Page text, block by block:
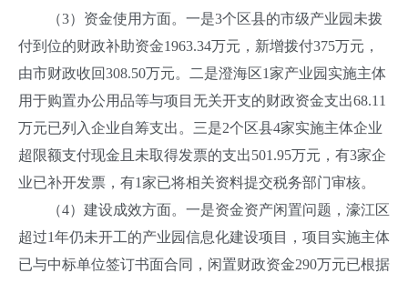
（3）资金使用方面。一是3个区县的市级产业园未拨
付到位的财政补助资金1963.34万元，新增拨付375万元，
由市财政收回308.50万元。二是澄海区1家产业园实施主体
用于购置办公用品等与项目无关开支的财政资金支出68.11
万元已列入企业自筹支出。三是2个区县4家实施主体企业
超限额支付现金且未取得发票的支出501.95万元，有3家企
业已补开发票，有1家已将相关资料提交税务部门审核。
（4）建设成效方面。一是资金资产闲置问题，濠江区
超过1年仍未开工的产业园信息化建设项目，项目实施主体
已与中标单位签订书面合同，闲置财政资金290万元已根据